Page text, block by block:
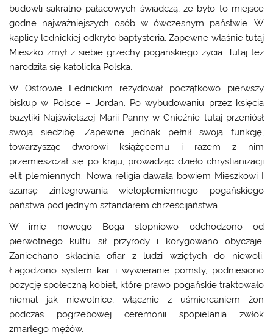
budowli sakralno-pałacowych świadczą, że było to miejsce
godne najważniejszych osób w ówczesnym państwie. W
kaplicy lednickiej odkryto baptysteria. Zapewne właśnie tutaj
Mieszko zmył z siebie grzechy pogańskiego życia. Tutaj też
narodziła się katolicka Polska.
W Ostrowie Lednickim rezydował początkowo pierwszy
biskup w Polsce – Jordan. Po wybudowaniu przez księcia
bazyliki Najświętszej Marii Panny w Gnieźnie tutaj przeniósł
swoją siedzibę. Zapewne jednak pełnił swoją funkcję,
towarzysząc dworowi książęcemu i razem z nim
przemieszczał się po kraju, prowadząc dzieło chrystianizacji
elit plemiennych. Nowa religia dawała bowiem Mieszkowi I
szansę zintegrowania wieloplemiennego pogańskiego
państwa pod jednym sztandarem chrześcijaństwa.
W imię nowego Boga stopniowo odchodzono od
pierwotnego kultu sił przyrody i korygowano obyczaje.
Zaniechano składnia ofiar z ludzi wziętych do niewoli.
Łagodzono system kar i wywieranie pomsty, podniesiono
pozycję społeczną kobiet, które prawo pogańskie traktowało
niemal jak niewolnice, włącznie z uśmiercaniem żon
podczas pogrzebowej ceremonii spopielania zwłok
zmarłego mężów.